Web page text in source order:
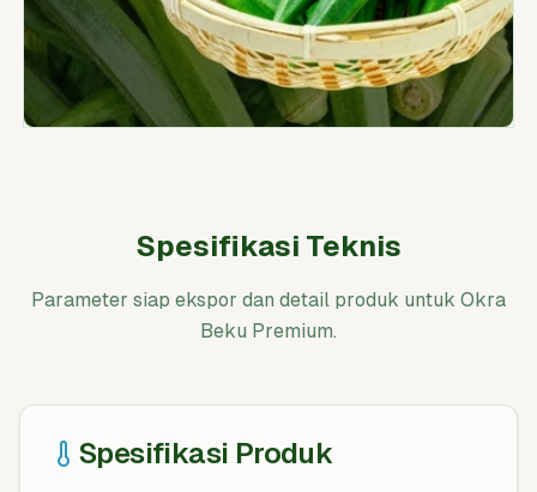
Spesifikasi Teknis
Parameter siap ekspor dan detail produk untuk Okra
Beku Premium.
Spesifikasi Produk